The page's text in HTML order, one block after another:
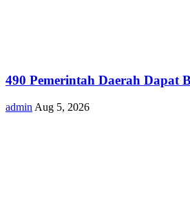
490 Pemerintah Daerah Dapat
admin Aug 5, 2026